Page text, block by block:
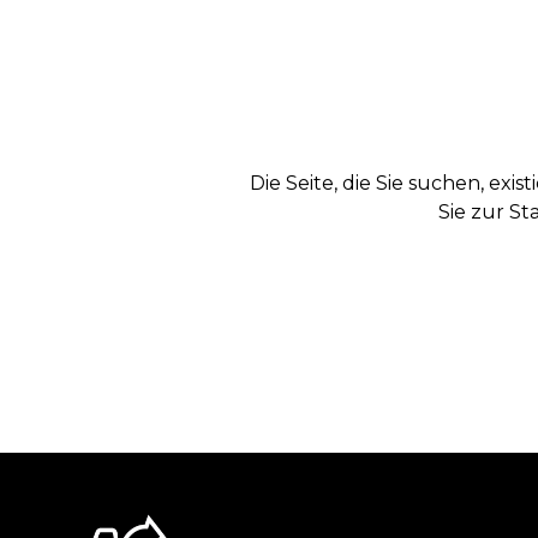
Die Seite, die Sie suchen,
Sie zur